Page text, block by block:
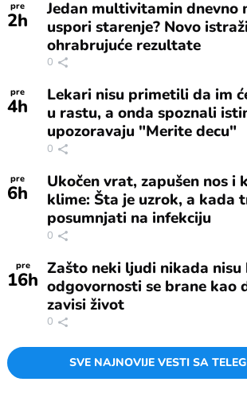
pre
2h
Jedan multivitamin dnevno
uspori starenje? Novo
ohrabrujuće rezultate
0
pre
4h
Lekari nisu primetili da im
u rastu, a onda spoznali
upozoravaju "Merite decu"
0
pre
6h
Ukočen vrat, zapušen nos i
klime: Šta je uzrok, a kada
posumnjati na infekciju
0
pre
16h Zašto neki ljudi nikada nisu
odgovornosti se brane kao
zavisi život
0
SVE NAJNOVIJE VESTI SA